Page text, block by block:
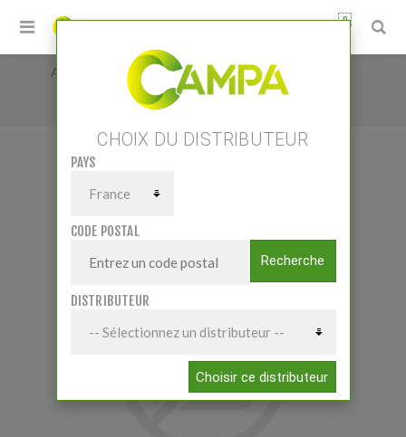
0
Accueil Pièces et accessoires / Lubrifiants
MTS + 10W40 210L
CHOIX DU DISTRIBUTEUR
PAYS
CODE POSTAL
Recherche
DISTRIBUTEUR
Choisir ce distributeur